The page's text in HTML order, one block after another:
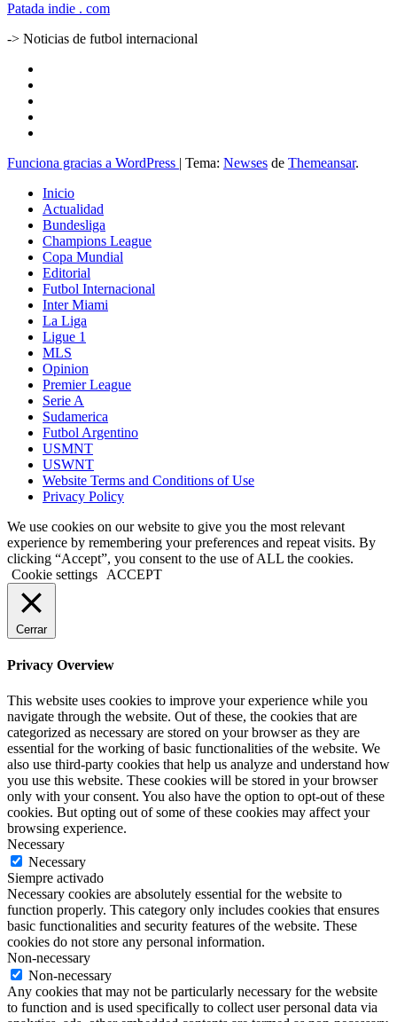
Patada indie . com
-> Noticias de futbol internacional
Funciona gracias a WordPress | Tema: Newses de Themeansar.
Inicio
Actualidad
Bundesliga
Champions League
Copa Mundial
Editorial
Futbol Internacional
Inter Miami
La Liga
Ligue 1
MLS
Opinion
Premier League
Serie A
Sudamerica
Futbol Argentino
USMNT
USWNT
Website Terms and Conditions of Use
Privacy Policy
We use cookies on our website to give you the most relevant
experience by remembering your preferences and repeat visits. By
clicking “Accept”, you consent to the use of ALL the cookies.
Cookie settings
ACCEPT
Cerrar
Privacy Overview
This website uses cookies to improve your experience while you
navigate through the website. Out of these, the cookies that are
categorized as necessary are stored on your browser as they are
essential for the working of basic functionalities of the website. We
also use third-party cookies that help us analyze and understand how
you use this website. These cookies will be stored in your browser
only with your consent. You also have the option to opt-out of these
cookies. But opting out of some of these cookies may affect your
browsing experience.
Necessary
Necessary
Siempre activado
Necessary cookies are absolutely essential for the website to
function properly. This category only includes cookies that ensures
basic functionalities and security features of the website. These
cookies do not store any personal information.
Non-necessary
Non-necessary
Any cookies that may not be particularly necessary for the website
to function and is used specifically to collect user personal data via